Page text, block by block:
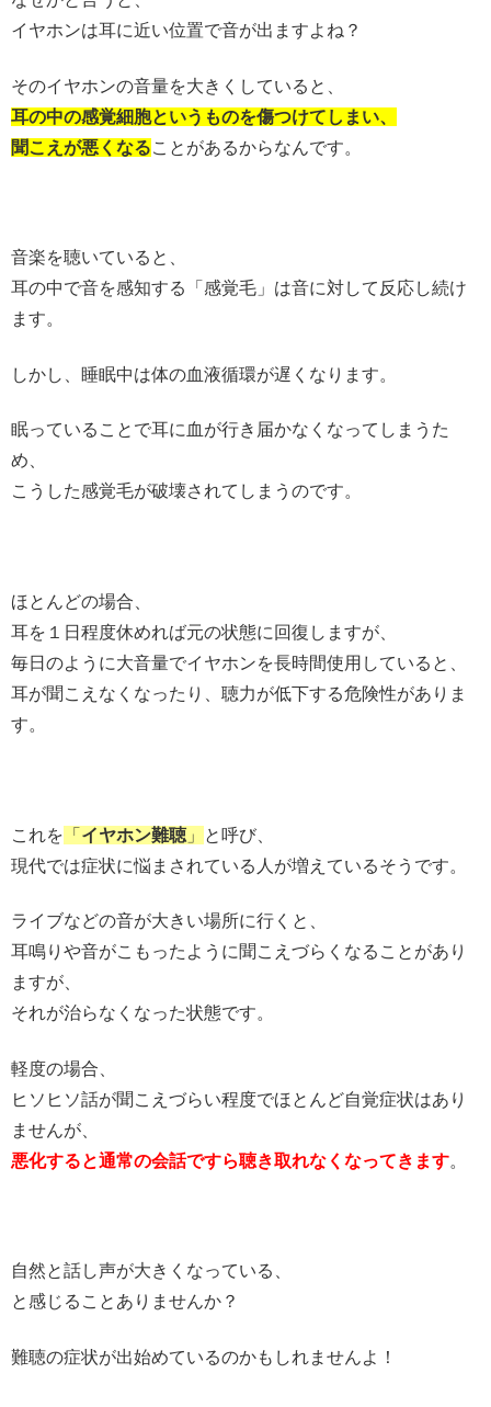
イヤホンは耳に近い位置で音が出ますよね？
そのイヤホンの音量を大きくしていると、
耳の中の感覚細胞というものを傷つけてしまい、
聞こえが悪くなることがあるからなんです。
音楽を聴いていると、
耳の中で音を感知する「感覚毛」は音に対して反応し続け
ます。
しかし、睡眠中は体の血液循環が遅くなります。
眠っていることで耳に血が行き届かなくなってしまうた
め、
こうした感覚毛が破壊されてしまうのです。
ほとんどの場合、
耳を１日程度休めれば元の状態に回復しますが、
毎日のように大音量でイヤホンを長時間使用していると、
耳が聞こえなくなったり、聴力が低下する危険性がありま
す。
これを 「 イヤホン難聴」
と呼び、
現代では症状に悩まされている人が増えているそうです。
ライブなどの音が大きい場所に行くと、
耳鳴りや音がこもったように聞こえづらくなることがあり
ますが、
それが治らなくなった状態です。
軽度の場合、
ヒソヒソ話が聞こえづらい程度でほとんど自覚症状はあり
ませんが、
悪化すると通常の会話ですら聴き取れなくなってきます。
自然と話し声が大きくなっている、
と感じることありませんか？
難聴の症状が出始めているのかもしれませんよ！